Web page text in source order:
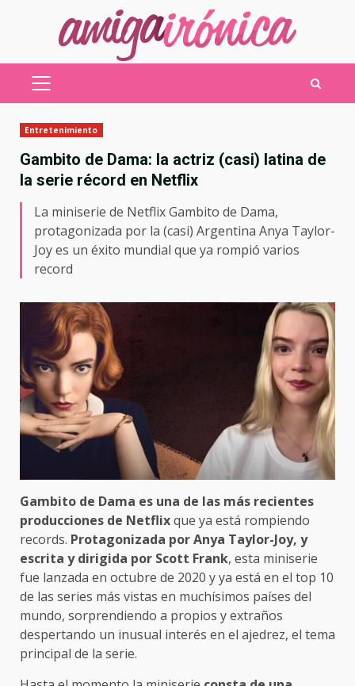
MENÚ
Entretenimiento
Gambito de Dama: la actriz (casi) latina de
la serie récord en Netflix
La miniserie de Netflix Gambito de Dama,
protagonizada por la (casi) Argentina Anya Taylor-
Joy es un éxito mundial que ya rompió varios
record
Gambito de Dama es una de las más recientes
producciones de Netflixque ya está rompiendo
records. Protagonizada por Anya Taylor-Joy, y
escrita y dirigida por Scott Frank, esta miniserie
fue lanzada en octubre de 2020 y ya está en el top 10
de las series más vistas en muchísimos países del
mundo, sorprendiendo a propios y extraños
despertando un inusual interés en el ajedrez, el tema
principal de la serie.